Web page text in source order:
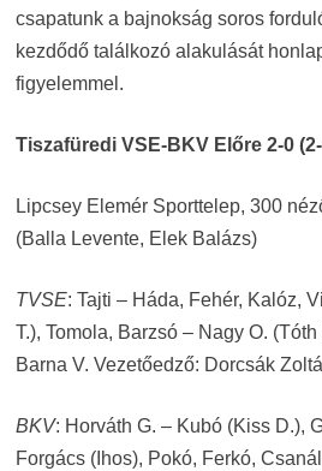
csapatunk a bajnokság soros
kezdődő találkozó alakulását
figyelemmel.
Tiszafüredi VSE-BKV Előre 2-0
Lipcsey Elemér Sporttelep, 300
(Balla Levente, Elek Balázs)
TVSE: Tajti – Háda, Fehér, Kalóz,
T.), Tomola, Barzsó – Nagy O.
Barna V. Vezetőedző: Dorcsák
BKV: Horváth G. – Kubó (Kiss D.),
Forgács (Ihos), Pokó, Ferkó,